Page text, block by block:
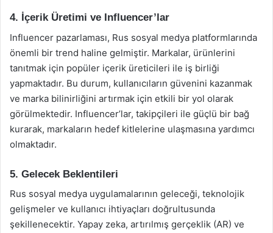
4. İçerik Üretimi ve Influencer’lar
Influencer pazarlaması, Rus sosyal medya platformlarında
önemli bir trend haline gelmiştir. Markalar, ürünlerini
tanıtmak için popüler içerik üreticileri ile iş birliği
yapmaktadır. Bu durum, kullanıcıların güvenini kazanmak
ve marka bilinirliğini artırmak için etkili bir yol olarak
görülmektedir. Influencer’lar, takipçileri ile güçlü bir bağ
kurarak, markaların hedef kitlelerine ulaşmasına yardımcı
olmaktadır.
5. Gelecek Beklentileri
Rus sosyal medya uygulamalarının geleceği, teknolojik
gelişmeler ve kullanıcı ihtiyaçları doğrultusunda
şekillenecektir. Yapay zeka, artırılmış gerçeklik (AR) ve